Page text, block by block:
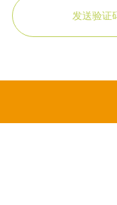
发送验证